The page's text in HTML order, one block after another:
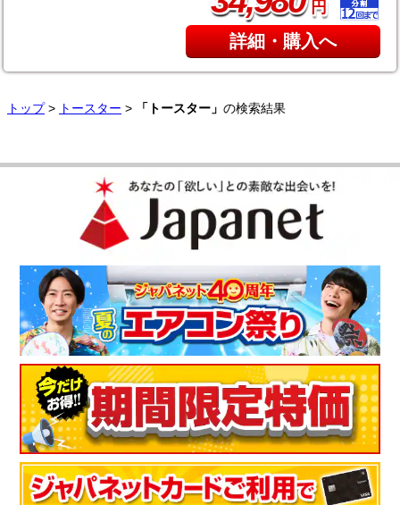
円
詳細・購入へ
トップ> トースター > 「トースター」 の検索結果